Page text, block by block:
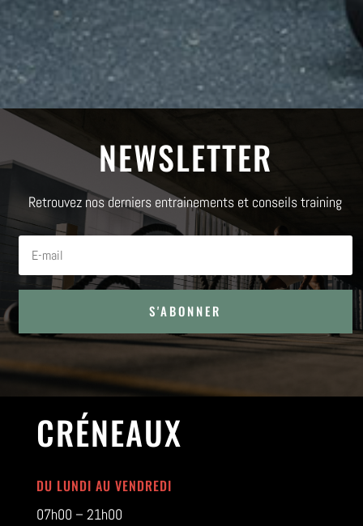
NEWSLETTER
Retrouvez nos derniers entrainements et conseils training
S'ABONNER
CRÉNEAUX
DU LUNDI AU VENDREDI
07h00 – 21h00